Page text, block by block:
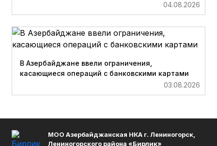
04.08.2026
В Азербайджане ввели ограничения,
касающиеся операций с банковскими картами
03.08.2026
МОО Азербайджанская НКА г. Лениногорск,
Лениногорского района «Бирлик»